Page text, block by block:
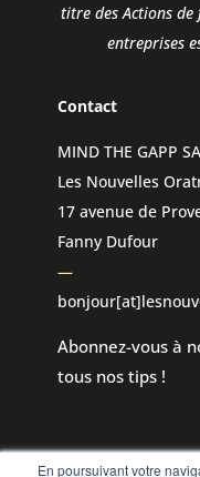
En poursuivant votre
titre des Actions
entreprises
Contact
MIND THE GAPP
Les Nouvelles
17 avenue de
Fanny Dufour
—
Abonnez-vous à
tous nos tips !